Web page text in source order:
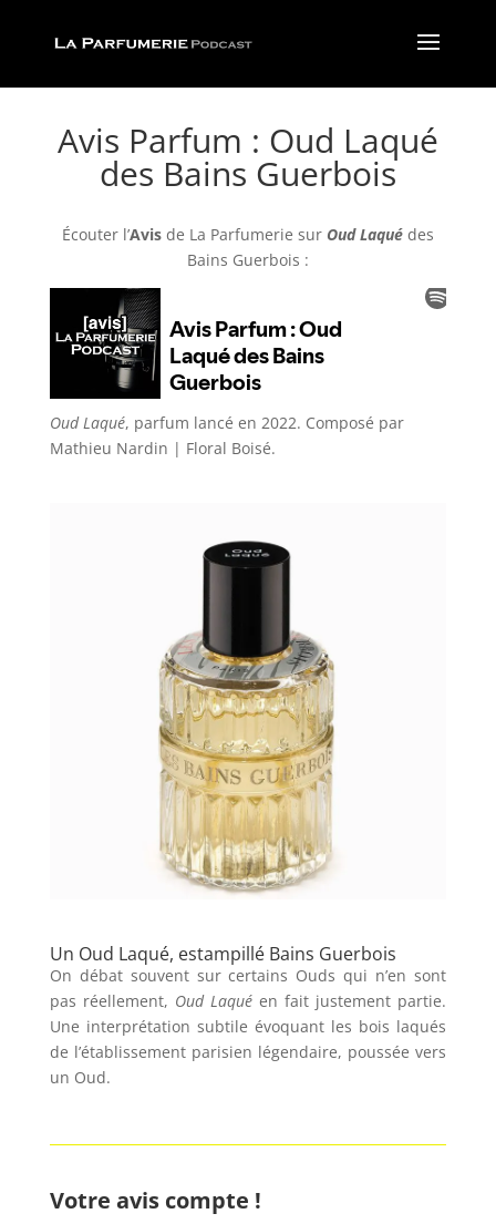
Avis Parfum : Oud Laqué
des Bains Guerbois
Écouter l’Avis de La Parfumerie sur Oud Laqué des
Bains Guerbois :
Oud Laqué, parfum lancé en 2022. Composé par
Mathieu Nardin | Floral Boisé.
Un Oud Laqué, estampillé Bains Guerbois
On débat souvent sur certains Ouds qui n’en sont
pas réellement, Oud Laquéen fait justement partie.
Une interprétation subtile évoquant les bois laqués
de l’établissement parisien légendaire, poussée vers
un Oud.
Votre avis compte !